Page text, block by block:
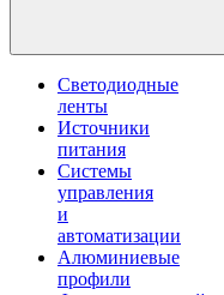
Светодиодные
ленты
Источники
питания
Системы
управления
и
автоматизации
Алюминиевые
профили